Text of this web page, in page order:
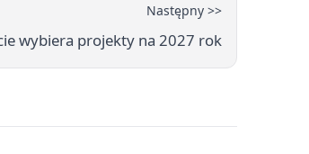
Następny >>
wybiera projekty na 2027 rok